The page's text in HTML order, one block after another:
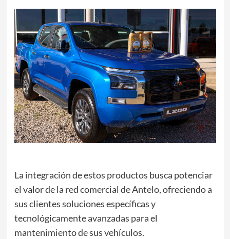
La integración de estos productos busca potenciar
el valor de la red comercial de Antelo, ofreciendo a
sus clientes soluciones específicas y
tecnológicamente avanzadas para el
mantenimiento de sus vehículos.